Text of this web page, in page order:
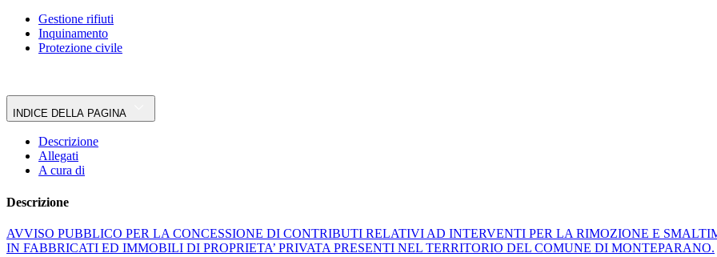
Gestione rifiuti
Inquinamento
Protezione civile
INDICE DELLA PAGINA
Descrizione
Allegati
A cura di
Descrizione
AVVISO PUBBLICO PER LA CONCESSIONE DI CONTRIBUTI RELATIVI AD INTERVENTI PER LA RIMOZIONE E
IN FABBRICATI ED IMMOBILI DI PROPRIETA’ PRIVATA PRESENTI NEL TERRITORIO DEL COMUNE DI MONTEPARANO.